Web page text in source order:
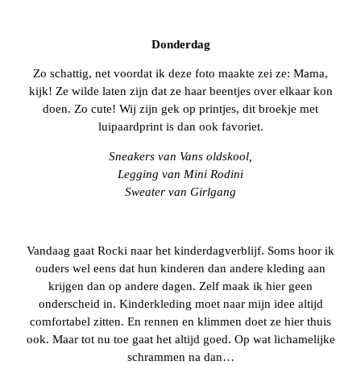
Donderdag
Zo schattig, net voordat ik deze foto maakte zei ze: Mama,
kijk! Ze wilde laten zijn dat ze haar beentjes over elkaar kon
doen. Zo cute! Wij zijn gek op printjes, dit broekje met
luipaardprint is dan ook favoriet.
Sneakers van Vans oldskool,
Legging van Mini Rodini
Sweater van Girlgang
Vandaag gaat Rocki naar het kinderdagverblijf. Soms hoor ik
ouders wel eens dat hun kinderen dan andere kleding aan
krijgen dan op andere dagen. Zelf maak ik hier geen
onderscheid in. Kinderkleding moet naar mijn idee altijd
comfortabel zitten. En rennen en klimmen doet ze hier thuis
ook. Maar tot nu toe gaat het altijd goed. Op wat lichamelijke
schrammen na dan…